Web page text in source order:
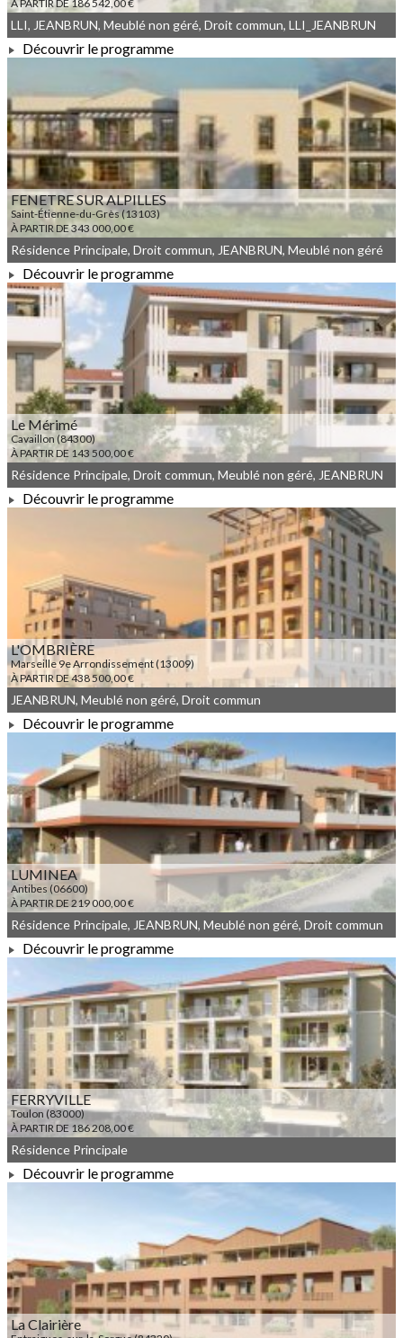
À PARTIR DE 186 542,00 €
À PARTIR DE 186 542,00 €
LLI, JEANBRUN, Meublé non géré, Droit commun, LLI_JEANBRUN
Découvrir le programme
FENETRE SUR ALPILLES
Saint-Étienne-du-Grès (13103)
À PARTIR DE 343 000,00 €
À PARTIR DE 343 000,00 €
Résidence Principale, Droit commun, JEANBRUN, Meublé non géré
Découvrir le programme
Le Mérimé
Cavaillon (84300)
À PARTIR DE 143 500,00 €
À PARTIR DE 143 500,00 €
Résidence Principale, Droit commun, Meublé non géré, JEANBRUN
Découvrir le programme
L'OMBRIÈRE
Marseille 9e Arrondissement (13009)
À PARTIR DE 438 500,00 €
À PARTIR DE 438 500,00 €
JEANBRUN, Meublé non géré, Droit commun
Découvrir le programme
LUMINEA
Antibes (06600)
À PARTIR DE 219 000,00 €
À PARTIR DE 219 000,00 €
Résidence Principale, JEANBRUN, Meublé non géré, Droit commun
Découvrir le programme
FERRYVILLE
Toulon (83000)
À PARTIR DE 186 208,00 €
À PARTIR DE 186 208,00 €
Résidence Principale
Découvrir le programme
La Clairière